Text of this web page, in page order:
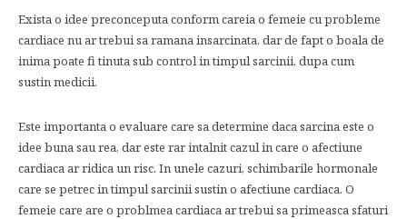
Exista o idee preconceputa conform careia o femeie cu probleme
cardiace nu ar trebui sa ramana insarcinata, dar de fapt o boala de
inima poate fi tinuta sub control in timpul sarcinii, dupa cum
sustin medicii.
Este importanta o evaluare care sa determine daca sarcina este o
idee buna sau rea, dar este rar intalnit cazul in care o afectiune
cardiaca ar ridica un risc. In unele cazuri, schimbarile hormonale
care se petrec in timpul sarcinii sustin o afectiune cardiaca. O
femeie care are o problmea cardiaca ar trebui sa primeasca sfaturi